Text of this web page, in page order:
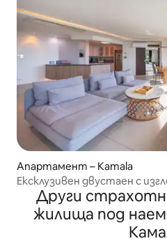
Апартамент – Kamala
Ексклузивен двустаен с
минути пеша до плажа/
нощни пазари/просторен/
Други
жилища под